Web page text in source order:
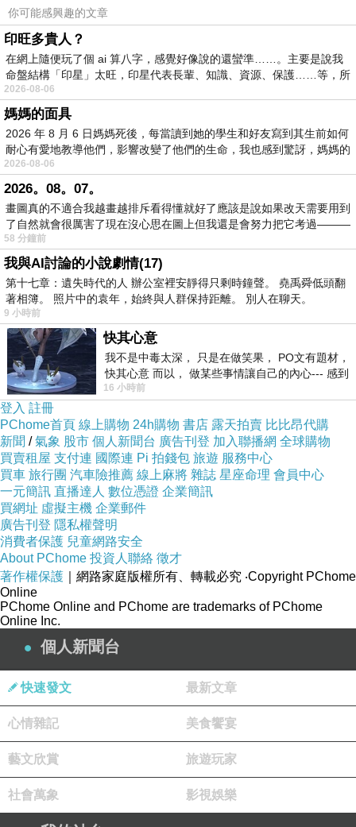
你可能感興趣的文章
印旺多貴人？
在網上隨便玩了個 ai 算八字，感覺好像說的還蠻準……。主要是說我
命盤結構「印星」太旺，印星代表長輩、知識、資源、保護……等，所
2026-08-06
媽媽的面具
2026 年 8 月 6 日媽媽死後，每當讀到她的學生和好友寫到其生前如何
耐心有愛地教導他們，影響改變了他們的生命，我也感到驚訝，媽媽的
2026-08-06
2026。08。07。
畫圖真的不適合我越畫越排斥看得懂就好了應該是說如果改天需要用到
了自然就會很厲害了現在沒心思在圖上但我還是會努力把它考過———
58 分鐘前
我與AI討論的小說劇情(17)
第十七章：遺失時代的人 辦公室裡安靜得只剩時鐘聲。 堯禹舜低頭翻
著相簿。 照片中的袁年，始終與人群保持距離。 別人在聊天。
9 小時前
快其心意
我不是中毒太深， 只是在做笑果， PO文有題材，
快其心意 而以， 做某些事情讓自己的內心--- 感到
愉快。
16 小時前
登入 註冊
PChome首頁 線上購物 24h購物 書店 露天拍賣 比比昂代購
新聞 /氣象 股市 個人新聞台 廣告刊登 加入聯播網 全球購物
買賣租屋 支付連 國際連 Pi 拍錢包 旅遊 服務中心
買車 旅行團 汽車險推薦 線上麻將 雜誌 星座命理 會員中心
一元簡訊 直播達人 數位憑證 企業簡訊
買網址 虛擬主機 企業郵件
廣告刊登 隱私權聲明
消費者保護 兒童網路安全
About PChome 投資人聯絡 徵才
著作權保護 ｜網路家庭版權所有、轉載必究 ‧Copyright PChome
Online
PChome Online and PChome are trademarks of PChome
Online Inc.
個人新聞台
快速發文 最新文章
心情雜記 美食饗宴
藝文欣賞 旅遊玩家
社會萬象 影視娛樂